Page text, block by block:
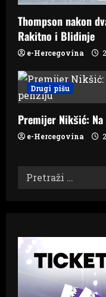
Thompson nakon
Rakitno i Blidinje
e-Hercegovina
Drugi pišu
Premijer Nikšić:
e-Hercegovina
Pretraži: